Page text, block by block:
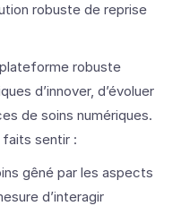
robuste de reprise
robuste
d’innover, d’évoluer
de soins numériques.
sentir :
gêné par les aspects
d’interagir